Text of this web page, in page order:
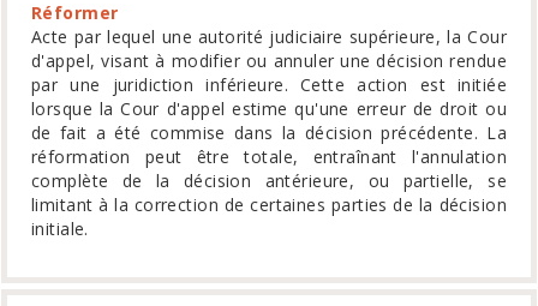
Réformer
Acte par lequel une autorité judiciaire supérieure, la Cour
d'appel, visant à modifier ou annuler une décision rendue
par une juridiction inférieure. Cette action est initiée
lorsque la Cour d'appel estime qu'une erreur de droit ou
de fait a été commise dans la décision précédente. La
réformation peut être totale, entraînant l'annulation
complète de la décision antérieure, ou partielle, se
limitant à la correction de certaines parties de la décision
initiale.